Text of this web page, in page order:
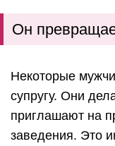
Он
Некоторые
супругу. Они
приглашают на
заведения. Это